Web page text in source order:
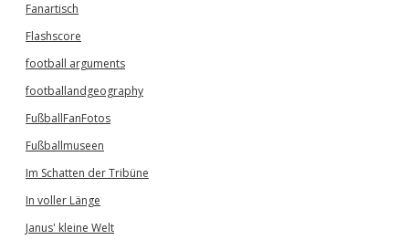
Fanartisch
Flashscore
football arguments
footballandgeography
FußballFanFotos
Fußballmuseen
Im Schatten der Tribüne
In voller Länge
Janus' kleine Welt